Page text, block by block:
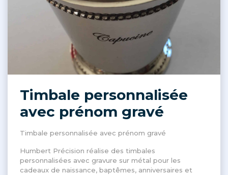
Timbale personnalisée
avec prénom gravé
Timbale personnalisée avec prénom gravé
Humbert Précision réalise des timbales
personnalisées avec gravure sur métal pour les
cadeaux de naissance, baptêmes, anniversaires et